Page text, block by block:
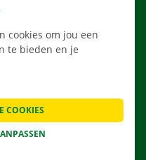
ONS
cookies om jou een
te bieden en je
COOKIES